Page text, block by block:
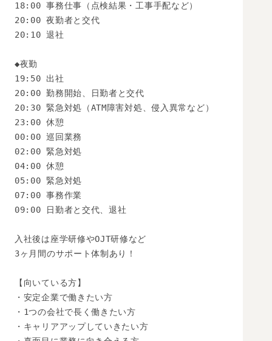
18:00 事務仕事（点検結果・工事手配など）
20:00 夜勤者と交代
20:10 退社
◆夜勤
19:50 出社
20:00 勤務開始、日勤者と交代
20:30 緊急対処（ATM障害対処、侵入異常など）
23:00 休憩
00:00 巡回業務
02:00 緊急対処
04:00 休憩
05:00 緊急対処
07:00 事務作業
09:00 日勤者と交代、退社
入社後は座学研修やOJT研修など
3ヶ月間のサポート体制あり！
【向いている方】
・安定企業で働きたい方
・1つの会社で長く働きたい方
・キャリアアップしていきたい方